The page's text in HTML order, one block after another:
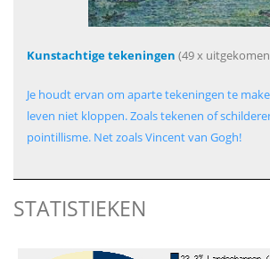
Kunstachtige tekeningen (49 x
Je houdt ervan om aparte tekeningen te
leven niet kloppen. Zoals tekenen of
pointillisme. Net zoals Vincent van Gogh!
STATISTIEKEN